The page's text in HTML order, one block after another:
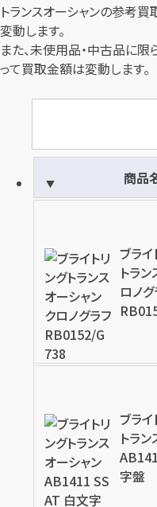
トランスオーシャンの参考
変動します。
また、未使用品・中古品に
って買取金額は変動します。
商品
ブライ
トラ
ロノ
ブライ
トラ
字盤